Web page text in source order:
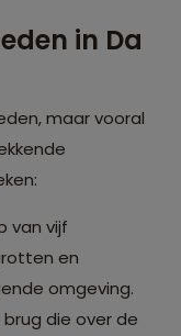
in Da
maar vooral
van vijf
en
omgeving.
brug die over de